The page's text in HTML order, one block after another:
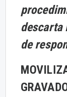
descarta
de